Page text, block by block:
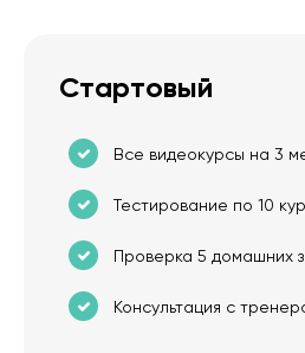
Стартовый
Все видеокурсы на 3
Тестирование по 10
Проверка 5 домашних
Консультация с